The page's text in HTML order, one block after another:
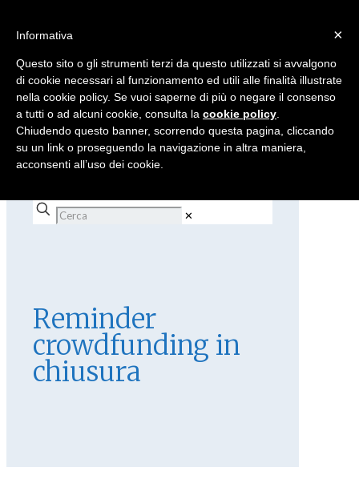
✕
Reminder
crowdfunding in
chiusura
×
Informativa
Questo sito o gli strumenti terzi da questo utilizzati si avvalgono
di cookie necessari al funzionamento ed utili alle finalità illustrate
nella cookie policy. Se vuoi saperne di più o negare il consenso
a tutti o ad alcuni cookie, consulta la cookie policy
Chiudendo questo banner, scorrendo questa pagina, cliccando
su un link o proseguendo la navigazione in altra maniera,
acconsenti all’uso dei cookie.